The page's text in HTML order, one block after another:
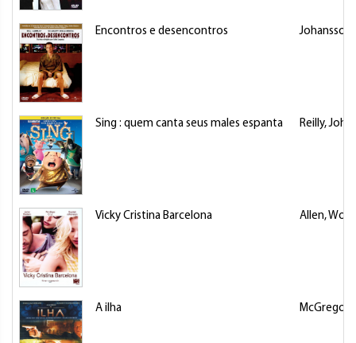
Encontros e desencontros
Sing : quem canta seus males espanta Reilly,
Vicky Cristina Barcelona Allen,
A ilha McGregor,